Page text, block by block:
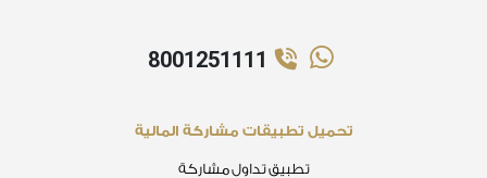
8001251111
تحميل تطبيقات مشاركة المالية
تطبيق تداول مشاركة